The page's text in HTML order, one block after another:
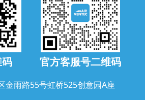
官方客服号二维码
金雨路55号虹桥525创意园A座